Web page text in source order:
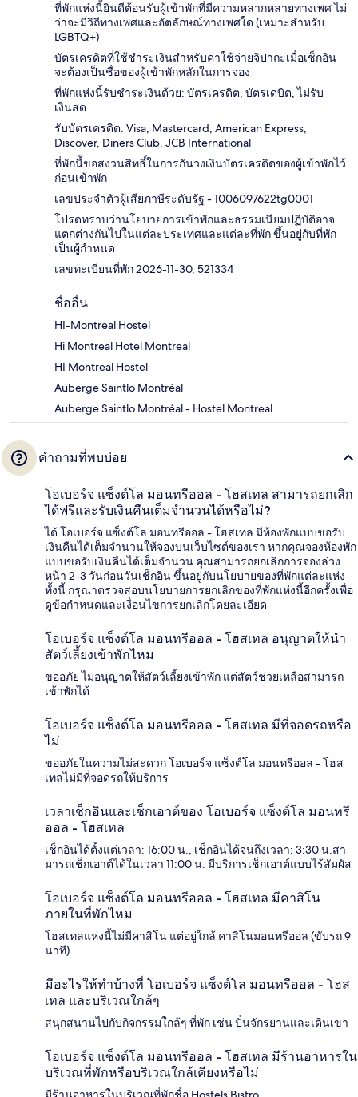
ที่พักแห่งนี้ยินดีต้อนรับผู้เข้าพักที่มีความหลากหลายทางเพศ ไม่
ว่าจะมีวิถีทางเพศและอัตลักษณ์ทางเพศใด (เหมาะสำหรับ
LGBTQ+)
บัตรเครดิตที่ใช้ชำระเงินสำหรับค่าใช้จ่ายจิปาถะเมื่อเช็กอิน
จะต้องเป็นชื่อของผู้เข้าพักหลักในการจอง
ที่พักแห่งนี้รับชำระเงินด้วย: บัตรเครดิต, บัตรเดบิต, ไม่รับ
เงินสด
รับบัตรเครดิต: Visa, Mastercard, American Express,
Discover, Diners Club, JCB International
ที่พักนี้ขอสงวนสิทธิ์ในการกันวงเงินบัตรเครดิตของผู้เข้าพักไว้
ก่อนเข้าพัก
เลขประจำตัวผู้เสียภาษีระดับรัฐ - 1006097622tg0001
โปรดทราบว่านโยบายการเข้าพักและธรรมเนียมปฏิบัติอาจ
แตกต่างกันไปในแต่ละประเทศและแต่ละที่พัก ขึ้นอยู่กับที่พัก
เป็นผู้กำหนด
เลขทะเบียนที่พัก 2026-11-30, 521334
ชื่ออื่น
HI-Montreal Hostel
Hi Montreal Hotel Montreal
HI Montreal Hostel
Auberge Saintlo Montréal
Auberge Saintlo Montréal - Hostel Montreal
คำถามที่พบบ่อย
โอเบอร์จ แซ็งต์โล มอนทรีออล - โฮสเทล สามารถยกเลิก
ได้ฟรีและรับเงินคืนเต็มจำนวนได้หรือไม่?
ได้ โอเบอร์จ แซ็งต์โล มอนทรีออล - โฮสเทล มีห้องพักแบบขอรับ
เงินคืนได้เต็มจำนวนให้จองบนเว็บไซต์ของเรา หากคุณจองห้องพัก
แบบขอรับเงินคืนได้เต็มจำนวน คุณสามารถยกเลิกการจองล่วง
หน้า 2-3 วันก่อนวันเช็กอิน ขึ้นอยู่กับนโยบายของที่พักแต่ละแห่ง
ทั้งนี้ กรุณาตรวจสอบนโยบายการยกเลิกของที่พักแห่งนี้อีกครั้งเพื่อ
ดูข้อกำหนดและเงื่อนไขการยกเลิกโดยละเอียด
โอเบอร์จ แซ็งต์โล มอนทรีออล - โฮสเทล อนุญาตให้นำ
สัตว์เลี้ยงเข้าพักไหม
ขออภัย ไม่อนุญาตให้สัตว์เลี้ยงเข้าพัก แต่สัตว์ช่วยเหลือสามารถ
เข้าพักได้
โอเบอร์จ แซ็งต์โล มอนทรีออล - โฮสเทล มีที่จอดรถหรือ
ไม่
ขออภัยในความไม่สะดวก โอเบอร์จ แซ็งต์โล มอนทรีออล - โฮส
เทลไม่มีที่จอดรถให้บริการ
เวลาเช็กอินและเช็กเอาต์ของ โอเบอร์จ แซ็งต์โล มอนทรี
ออล - โฮสเทล
เช็กอินได้ตั้งแต่เวลา: 16:00 น., เช็กอินได้จนถึงเวลา: 3:30 น.สา
มารถเช็กเอาต์ได้ในเวลา 11:00 น. มีบริการเช็กเอาต์แบบไร้สัมผัส
โอเบอร์จ แซ็งต์โล มอนทรีออล - โฮสเทล มีคาสิโน
ภายในที่พักไหม
โฮสเทลแห่งนี้ไม่มีคาสิโน แต่อยู่ใกล้ คาสิโนมอนทรีออล (ขับรถ 9
นาที)
มีอะไรให้ทำบ้างที่ โอเบอร์จ แซ็งต์โล มอนทรีออล - โฮส
เทล และบริเวณใกล้ๆ
สนุกสนานไปกับกิจกรรมใกล้ๆ ที่พัก เช่น ปั่นจักรยานและเดินเขา
โอเบอร์จ แซ็งต์โล มอนทรีออล - โฮสเทล มีร้านอาหารใน
บริเวณที่พักหรือบริเวณใกล้เคียงหรือไม่